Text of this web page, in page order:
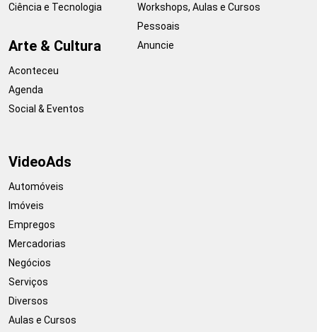
Ciência e Tecnologia
Arte & Cultura
Aconteceu
Agenda
Social & Eventos
Workshops, Aulas e Cursos
Pessoais
Anuncie
VideoAds
Automóveis
Imóveis
Empregos
Mercadorias
Negócios
Serviços
Diversos
Aulas e Cursos